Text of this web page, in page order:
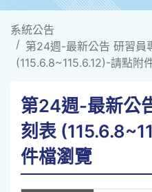
系統公告
第24週-最新公告 研習員
(115.6.8~115.6.12)-請點附
第24週-最新公
刻表
件檔瀏覽